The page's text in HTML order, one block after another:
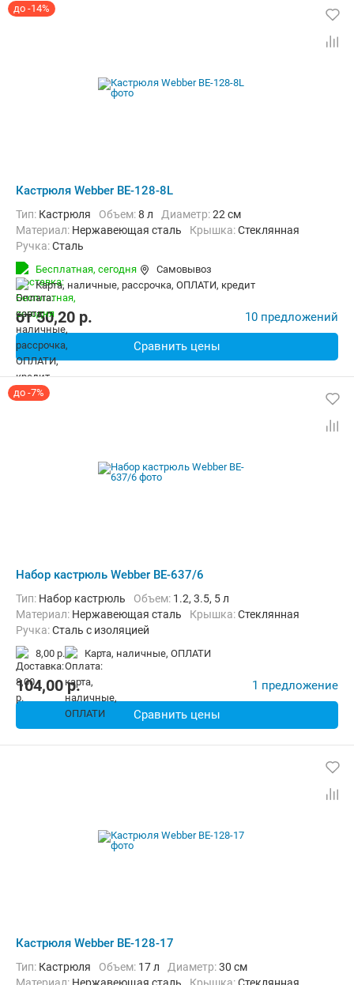
до -14%
Кастрюля Webber BE-128-8L
Тип: Кастрюля Объем:8 л Диаметр:22 см
материал: Нержавеющая сталь крышка:Стеклянная
ручка:Сталь
Бесплатная, сегодня
Самовывоз
карта, наличные, рассрочка, ОПЛАТИ, кредит
от50,20 p. 10 предложений
Сравнить цены
до -7%
Набор кастрюль Webber BE-637/6
Тип: Набор кастрюль объем: 1.2, 3.5, 5 л
материал: Нержавеющая сталь крышка:Стеклянная
ручка:Сталь с изоляцией
8,00 р. карта, наличные, ОПЛАТИ
104,00p. 1 предложение
Сравнить цены
Кастрюля Webber BE-128-17
Тип: Кастрюля Объем: 17 л Диаметр:30 см